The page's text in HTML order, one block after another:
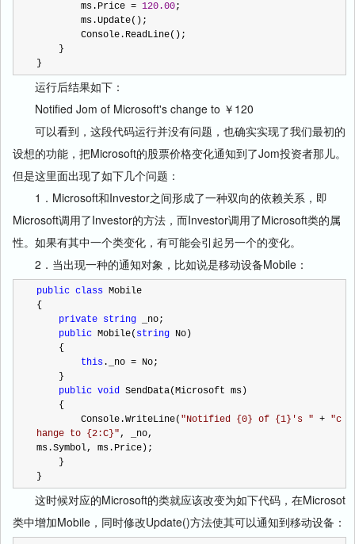
        ms.Price
= 120.00;
        ms.Update();
        Console.ReadLine();
    }
}
运行后结果如下：
Notified Jom of Microsoft's change to ￥120
可以看到，这段代码运行并没有问题，也确实实现了我们最初的
设想的功能，把Microsoft的股票价格变化通知到了Jom投资者那儿。
但是这里面出现了如下几个问题：
1．Microsoft和Investor之间形成了一种双向的依赖关系，即
Microsoft调用了Investor的方法，而Investor调用了Microsoft类的属
性。如果有其中一个类变化，有可能会引起另一个的变化。
2．当出现一种的通知对象，比如说是移动设备Mobile：
public class Mobile
{
private string _no;
public Mobile( string No)
    {
this._no = No;
    }
public void SendData(Microsoft ms)
    {
        Console.WriteLine(
"Notified {0} of {1}'s " + "c
hange to {2:C}", _no,
ms.Symbol, ms.Price);
    }
}
这时候对应的Microsoft的类就应该改变为如下代码，在Microsot
类中增加Mobile，同时修改Update()方法使其可以通知到移动设备：